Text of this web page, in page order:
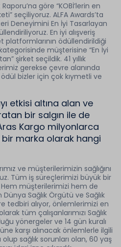
göre “KOBİ’lerin en
seçiliyoruz. ALFA Awards’ta
Deneyimini En İyi Tasarlayan
En iyi alışveriş
ödüllendirildiği
müşterisine “En İyi
şirket seçildik. 41 yıllık
gerekse çevre alanında
bizler için çok kıymetli ve
etkisi altına alan ve
bir salgın ile de
Kargo milyonlarca
marka olarak hangi
ve müşterilerimizin sağlığını
Tüm iş süreçlerimizi büyük bir
müşterilerimizi hem de
Dünya Sağlık Örgütü ve Sağlık
tedbiri alıyor, önlemlerimizi en
tüm çalışanlarımızı Sağlık
yönergeler ve 14 gün kuralı
karşı alınacak önlemlerle ilgili
sağlık sorunları olan, 60 yaş